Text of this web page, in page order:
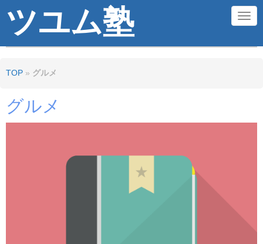
ツユム塾 N
TOP » グルメ
グルメ